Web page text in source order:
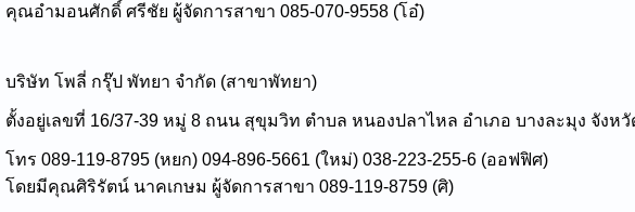
คุณอำมอนศักดิ์ ศรีชัย ผู้จัดการสาขา 085-070-9558 (โอ๋)
บริษัท โพลี่ กรุ๊ป พัทยา จำกัด (สาขาพัทยา)
ตั้งอยู่เลขที่ 16/37-39 หมู่ 8 ถนน สุขุมวิท ตำบล หนองปลาไหล อำเภอ บางละมุง จังห
โทร 089-119-8795 (หยก) 094-896-5661 (ใหม่) 038-223-255-6 (ออฟฟิศ)
โดยมีคุณศิริรัตน์ นาคเกษม ผู้จัดการสาขา 089-119-8759 (ศิ)